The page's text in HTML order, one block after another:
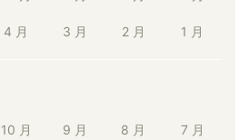
4 月 3 月 2 月 1 月
10 月 9 月 8 月 7 月